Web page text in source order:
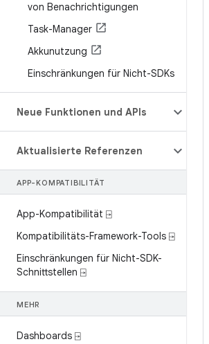
von Benachrichtigungen
Task-Manager
Akkunutzung
Einschränkungen für Nicht-SDKs
Neue Funktionen und APIs
Aktualisierte Referenzen
APP-KOMPATIBILITÄT
App-Kompatibilität ⍈
Kompatibilitäts-Framework-Tools ⍈
Einschränkungen für Nicht-SDK-
Schnittstellen ⍈
MEHR
Dashboards ⍈